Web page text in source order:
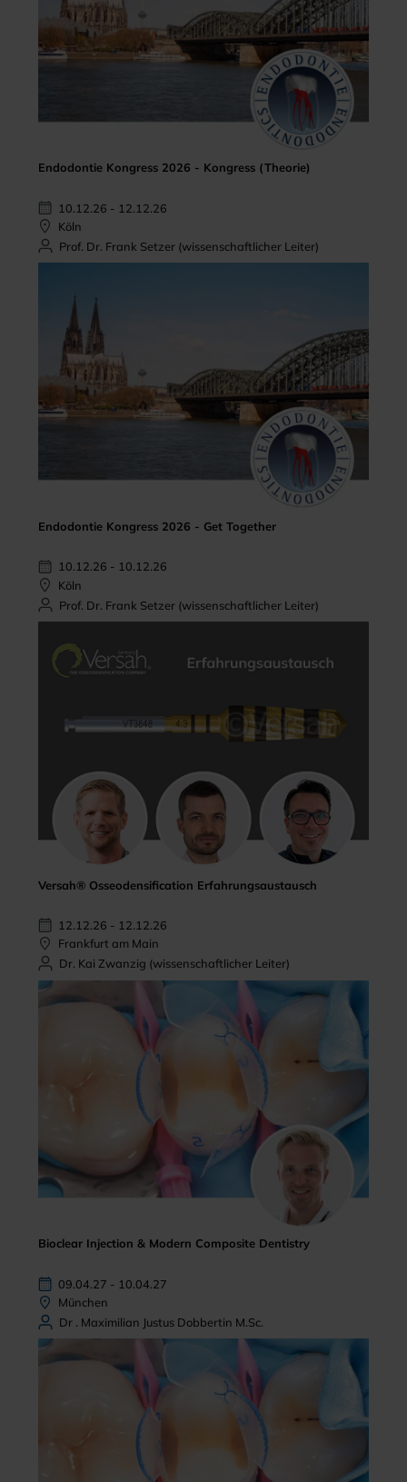
Endodontie Kongress 2026 - Kongress (Theorie)
10.12.26 - 12.12.26
Köln
Prof. Dr. Frank Setzer (wissenschaftlicher Leiter)
Endodontie Kongress 2026 - Get Together
10.12.26 - 10.12.26
Köln
Prof. Dr. Frank Setzer (wissenschaftlicher Leiter)
Versah® Osseodensification Erfahrungsaustausch
12.12.26 - 12.12.26
Frankfurt am Main
Dr. Kai Zwanzig (wissenschaftlicher Leiter)
Bioclear Injection & Modern Composite Dentistry
09.04.27 - 10.04.27
München
Dr . Maximilian Justus Dobbertin M.Sc.